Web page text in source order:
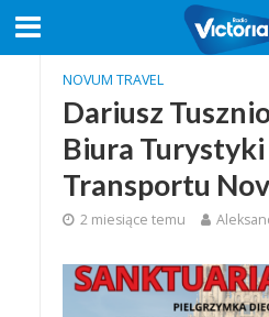
NOVUM TRAVEL
Dariusz
Biura Turystyki
Transportu
2 miesiące temu